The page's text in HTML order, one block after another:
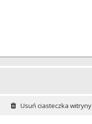
Usuń ciasteczka witryny